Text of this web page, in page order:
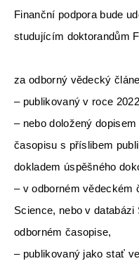
Finanční podpora bude
studujícím doktorandům
za odborný vědecký
– publikovaný v roce
– nebo doložený
časopisu s příslibem
dokladem úspěšného
– v odborném vědeckém
Science, nebo v
odborném časopise,
– publikovaný jako stať